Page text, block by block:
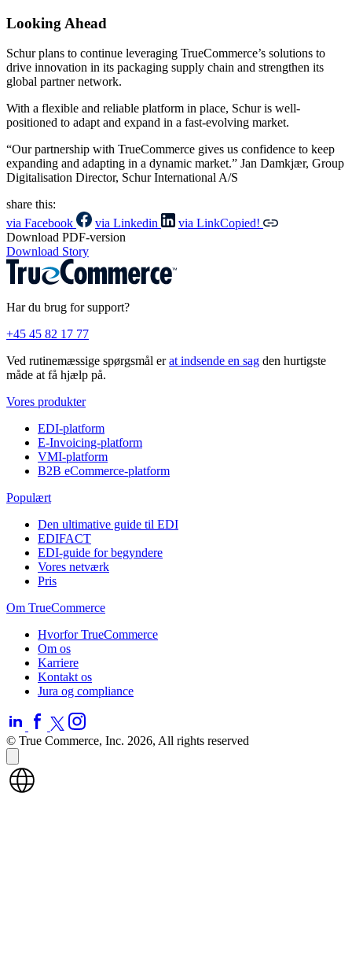
Looking Ahead
Schur plans to continue leveraging TrueCommerce’s solutions to
drive innovation in its packaging supply chain and strengthen its
global partner network.
With a flexible and reliable platform in place, Schur is well-
positioned to adapt and expand in a fast-evolving market.
“Our partnership with TrueCommerce gives us confidence to keep
expanding and adapting in a dynamic market.” Jan Damkjær, Group
Digitalisation Director, Schur International A/S
share this:
via Facebook
via Linkedin via LinkCopied!
Download PDF-version
Download Story
Har du brug for support?
+45 45 82 17 77
Ved rutinemæssige spørgsmål erat indsende en sag den hurtigste
måde at få hjælp på.
Vores produkter
EDI-platform
E-Invoicing-platform
VMI-platform
B2B eCommerce-platform
Populært
Den ultimative guide til EDI
EDIFACT
EDI-guide for begyndere
Vores netværk
Pris
Om TrueCommerce
Hvorfor TrueCommerce
Om os
Karriere
Kontakt os
Jura og compliance
© True Commerce, Inc. 2026, All rights reserved